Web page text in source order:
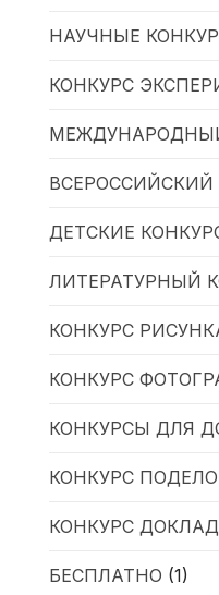
НАУЧНЫЕ
КОНКУРС
ВСЕРОССИЙСКИЙ
ДЕТСКИЕ
ЛИТЕРАТУРНЫЙ
КОНКУРС
КОНКУРС
КОНКУРСЫ ДЛЯ
КОНКУРС
КОНКУРС
БЕСПЛАТНО (1)